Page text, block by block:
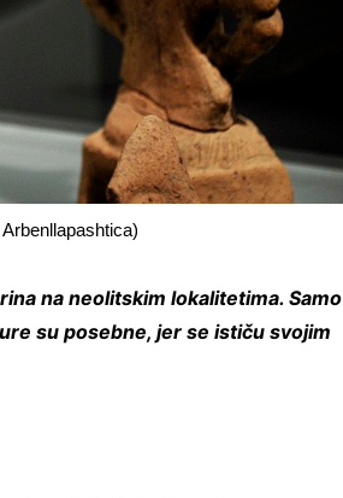
na neolitskim lokalitetima. Samo
su posebne, jer se ističu svojim